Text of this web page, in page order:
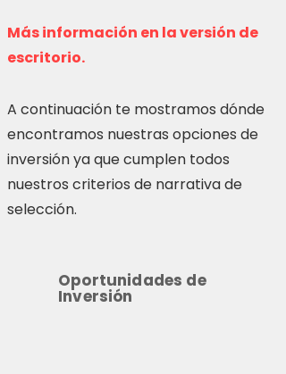
Más información en la versión de
escritorio.
A continuación te mostramos dónde
encontramos nuestras opciones de
inversión ya que cumplen todos
nuestros criterios de narrativa de
selección.
Oportunidades de
Inversión